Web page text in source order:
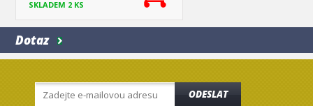
SKLADEM 2 KS
Dotaz
ODESLAT